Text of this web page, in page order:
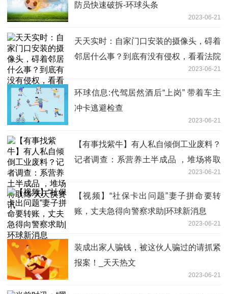
防员快速破拆-环球头条
2023-06-21
天天实时：自家门口安装的摄像头，碍着
邻居什么事？到底有没有侵权，看看法院
2023-06-21
环球信息:代驾居然酒后“上岗” 带着车主
冲卡逃避检查
2023-06-21
【有事找紫牛】有人私自倾倒工业废料？
记者调查：系营养土半成品 ，堆场将取
2023-06-21
【视频】“社保卡出问题”妻子拼命要转
账，丈夫急得向警察求助|环球新消息
2023-06-21
装成出家人骗钱，被这伙人骗过的请抓紧
报案！_天天热文
2023-06-21